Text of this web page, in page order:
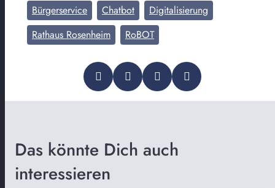
Bürgerservice Chatbot
Digitalisierung
Rathaus Rosenheim
RoBOT
Das könnte Dich auch
interessieren